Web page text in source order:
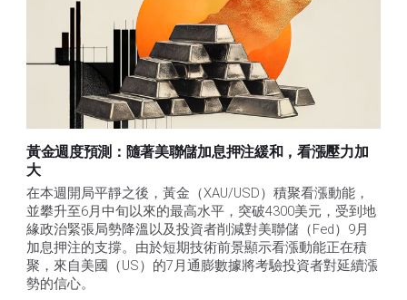
黃金週度預測：隨著美聯儲加息押注緩和，看漲壓力加
大
在本週開局平靜之後，黃金（XAU/USD）積聚看漲動能，
並攀升至6月中旬以來的最高水平，突破4300美元，受到地
緣政治緊張局勢降溫以及投資者削減對美聯儲（Fed）9月
加息押注的支撐。由於短期技術前景顯示看漲動能正在積
聚，來自美國（US）的7月通膨數據將考驗投資者對延續漲
勢的信心。